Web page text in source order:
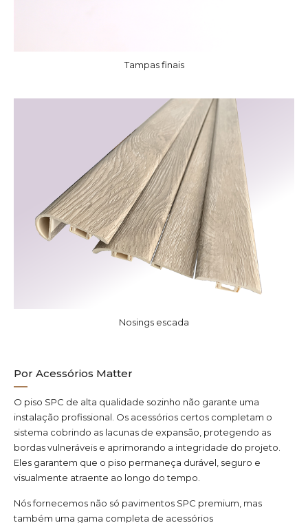
Tampas finais
Nosings escada
Por Acessórios Matter
O piso SPC de alta qualidade sozinho não garante uma
instalação profissional. Os acessórios certos completam o
sistema cobrindo as lacunas de expansão, protegendo as
bordas vulneráveis e aprimorando a integridade do projeto.
Eles garantem que o piso permaneça durável, seguro e
visualmente atraente ao longo do tempo.
Nós fornecemos não só pavimentos SPC premium, mas
também uma gama completa de acessórios